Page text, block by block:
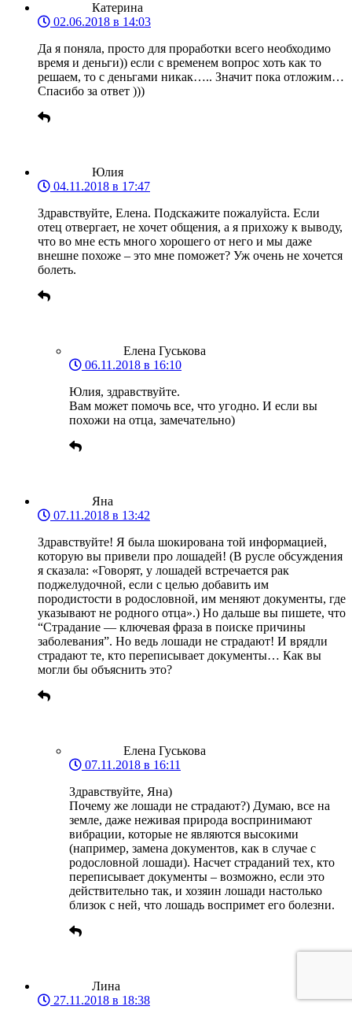
Катерина
02.06.2018 в 14:03
Да я поняла, просто для проработки всего необходимо
время и деньги)) если с временем вопрос хоть как то
решаем, то с деньгами никак….. Значит пока отложим…
Спасибо за ответ )))
Юлия
04.11.2018 в 17:47
Здравствуйте, Елена. Подскажите пожалуйста. Если
отец отвергает, не хочет общения, а я прихожу к выводу,
что во мне есть много хорошего от него и мы даже
внешне похоже – это мне поможет? Уж очень не хочется
болеть.
Елена Гуськова
06.11.2018 в 16:10
Юлия, здравствуйте.
Вам может помочь все, что угодно. И если вы
похожи на отца, замечательно)
Яна
07.11.2018 в 13:42
Здравствуйте! Я была шокирована той информацией,
которую вы привели про лошадей! (В русле обсуждения
я сказала: «Говорят, у лошадей встречается рак
поджелудочной, если с целью добавить им
породистости в родословной, им меняют документы, где
указывают не родного отца».) Но дальше вы пишете, что
“Страдание — ключевая фраза в поиске причины
заболевания”. Но ведь лошади не страдают! И врядли
страдают те, кто переписывает документы… Как вы
могли бы объяснить это?
Елена Гуськова
07.11.2018 в 16:11
Здравствуйте, Яна)
Почему же лошади не страдают?) Думаю, все на
земле, даже неживая природа воспринимают
вибрации, которые не являются высокими
(например, замена документов, как в случае с
родословной лошади). Насчет страданий тех, кто
переписывает документы – возможно, если это
действительно так, и хозяин лошади настолько
близок с ней, что лошадь воспримет его болезни.
Лина
27.11.2018 в 18:38